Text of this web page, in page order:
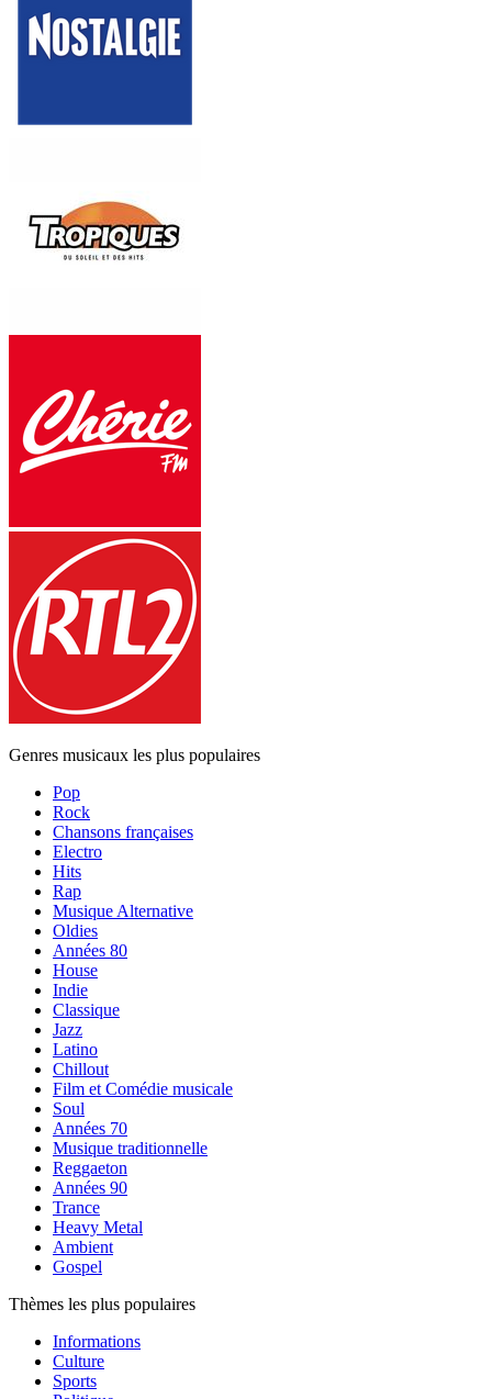
Genres musicaux les plus populaires
Pop
Rock
Chansons françaises
Electro
Hits
Rap
Musique Alternative
Oldies
Années 80
House
Indie
Classique
Jazz
Latino
Chillout
Film et Comédie musicale
Soul
Années 70
Musique traditionnelle
Reggaeton
Années 90
Trance
Heavy Metal
Ambient
Gospel
Thèmes les plus populaires
Informations
Culture
Sports